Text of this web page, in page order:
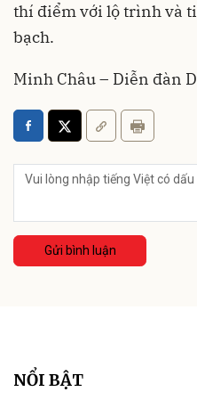
thí điểm với lộ trình và
bạch.
Minh Châu – Diễn đàn
Gửi bình luận
NỔI BẬT